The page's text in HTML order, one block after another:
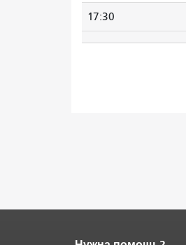
17:30